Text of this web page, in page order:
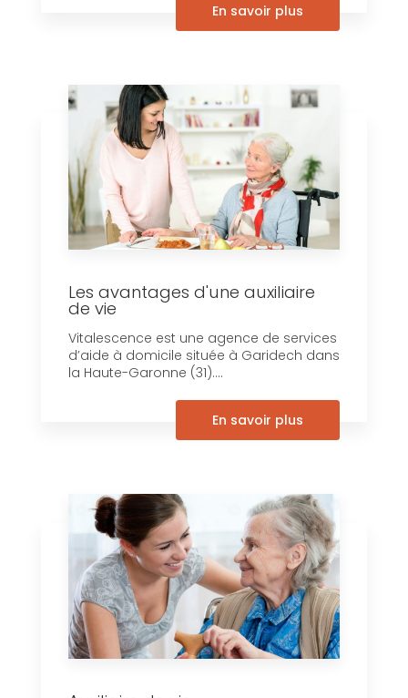
En savoir plus
Les avantages d'une auxiliaire
de vie
Vitalescence est une agence de services
d’aide à domicile située à Garidech dans
la Haute-Garonne (31)....
En savoir plus